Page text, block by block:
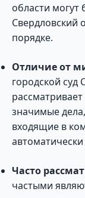
области
Свердловский
порядке.
Отличие от
городской суд
значимые
входящие в
Часто
частыми